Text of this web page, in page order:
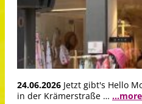
24.06.2026 Jetzt gibt's Hello
in der Krämerstraße …